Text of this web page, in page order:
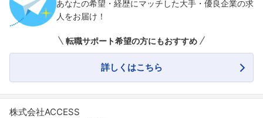
あなたの希望・経歴にマッチした大手・優良企業の求
人をお届け！
転職サポート希望の方にもおすすめ
詳しくはこちら
株式会社ACCESS